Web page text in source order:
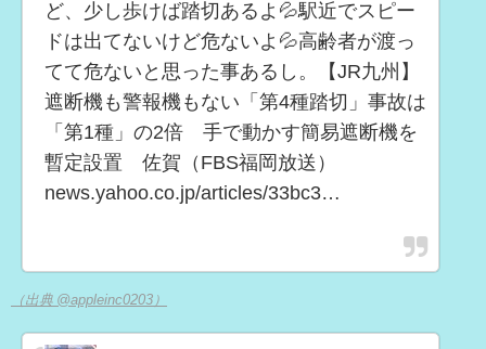
ど、少し歩けば踏切あるよ💦駅近でスピー
ドは出てないけど危ないよ💦高齢者が渡っ
てて危ないと思った事あるし。【JR九州】
遮断機も警報機もない「第4種踏切」事故は
「第1種」の2倍 手で動かす簡易遮断機を
暫定設置 佐賀（FBS福岡放送）
news.yahoo.co.jp/articles/33bc3…
（出典 @appleinc0203）